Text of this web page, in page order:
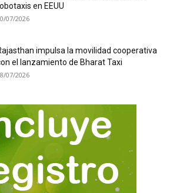
en EEUU
07/2026
impulsa la movilidad cooperativa
el lanzamiento de Bharat Taxi
07/2026